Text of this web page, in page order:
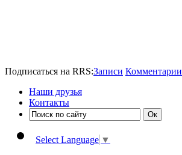
Подписаться на RRS:Записи Комментарии
Наши друзья
Контакты
Select Language ▼